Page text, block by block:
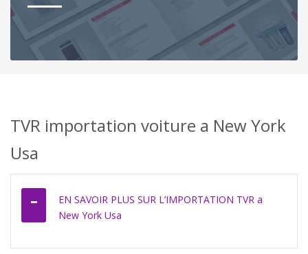
TVR importation voiture a New York
Usa
EN SAVOIR PLUS SUR L’IMPORTATION TVR a
New York Usa